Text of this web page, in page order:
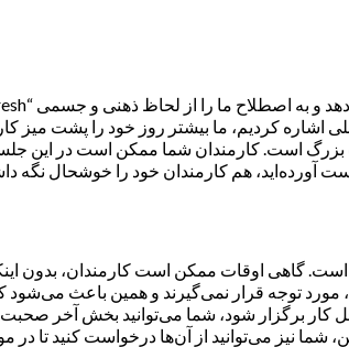
اشاره کردیم، ما بیشتر روز خود را
بزرگ است. کارمندان شما ممکن است در این
آورده‌اید، هم کارمندان خود را خوشحال نگه
گاهی اوقات ممکن است کارمندان، بدون
توجه قرار نمی‌گیرند و همین باعث می‌شود
برگزار شود، شما می‌توانید بخش آخر
شما نیز می‌توانید از آن‌ها درخواست کنید تا